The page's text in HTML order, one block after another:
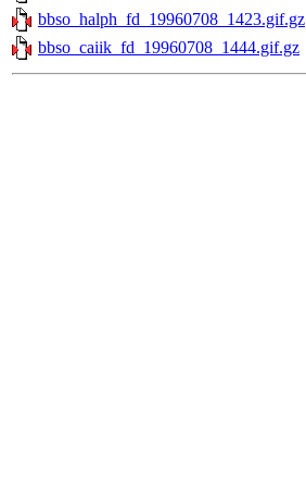
bbso_halph_fd_19960708_1423.gif.gz
bbso_caiik_fd_19960708_1444.gif.gz